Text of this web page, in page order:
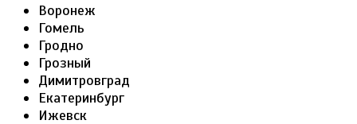
Воронеж
Гомель
Гродно
Грозный
Димитровград
Екатеринбург
Ижевск